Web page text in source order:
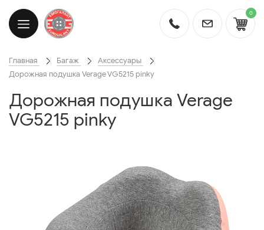
0
Главная Багаж
Аксессуары
Дорожная подушка Verage VG5215 pinky
Дорожная подушка Verage
VG5215 pinky